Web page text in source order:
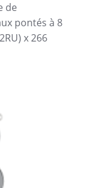
de
pontés à 8
x 266